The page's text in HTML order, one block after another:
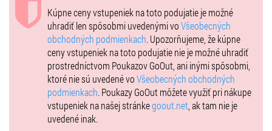
dĺžka predstavenia:55 min.
Jedinečný zážitok pre deti aj dospelých.
Vhodné pre deti od 3 rokov
Kúpne ceny vstupeniek na toto podujatie je možné
uhradiť len spôsobmi uvedenými voVšeobecných
obchodných podmienkach. Upozorňujeme, že kúpne
ceny vstupeniek na toto podujatie nie je možné uhradiť
prostredníctvom Poukazov GoOut, ani inými spôsobmi,
ktoré nie sú uvedené voVšeobecných obchodných
podmienkach. Poukazy GoOut môžete využiť pri nákupe
vstupeniek na našej stránkegoout.net , ak tam nie je
uvedené inak.